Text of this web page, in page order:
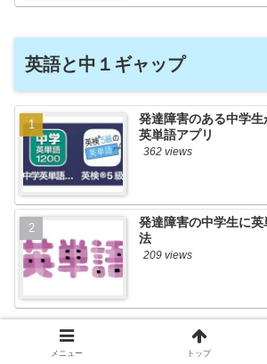
英語と中１ギャップ
発達障害のある中学
英単語アプリ
362 views
発達障害の中学生に
法
209 views
メニュー トップ